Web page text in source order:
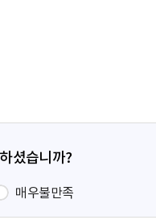
셨습니까?
매우불만족